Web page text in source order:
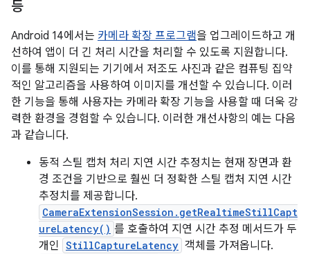
등
Android 14에서는 카메라 확장 프로그램을 업그레이드하고 개
선하여 앱이 더 긴 처리 시간을 처리할 수 있도록 지원합니다.
이를 통해 지원되는 기기에서 저조도 사진과 같은 컴퓨팅 집약
적인 알고리즘을 사용하여 이미지를 개선할 수 있습니다. 이러
한 기능을 통해 사용자는 카메라 확장 기능을 사용할 때 더욱 강
력한 환경을 경험할 수 있습니다. 이러한 개선사항의 예는 다음
과 같습니다.
동적 스틸 캡처 처리 지연 시간 추정치는 현재 장면과 환
경 조건을 기반으로 훨씬 더 정확한 스틸 캡처 지연 시간
추정치를 제공합니다.
CameraExtensionSession.getRealtimeStillCapt
ureLatency() 를 호출하여 지연 시간 추정 메서드가 두
개인 StillCaptureLatency 객체를 가져옵니다.